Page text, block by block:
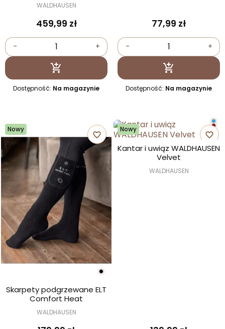
WALDHAUSEN
459,99 zł
- +
 Dodaj do koszyka
Dostępność: Na magazynie
77,99 zł
- +
 Dodaj do
Dostępność: Na magazynie
Nowy
favorite_border
Skarpety podgrzewane ELT
Comfort Heat
WALDHAUSEN
Nowy
favorite_border
Kantar i uwiąz WALDHAUSEN
Velvet
WALDHAUSEN